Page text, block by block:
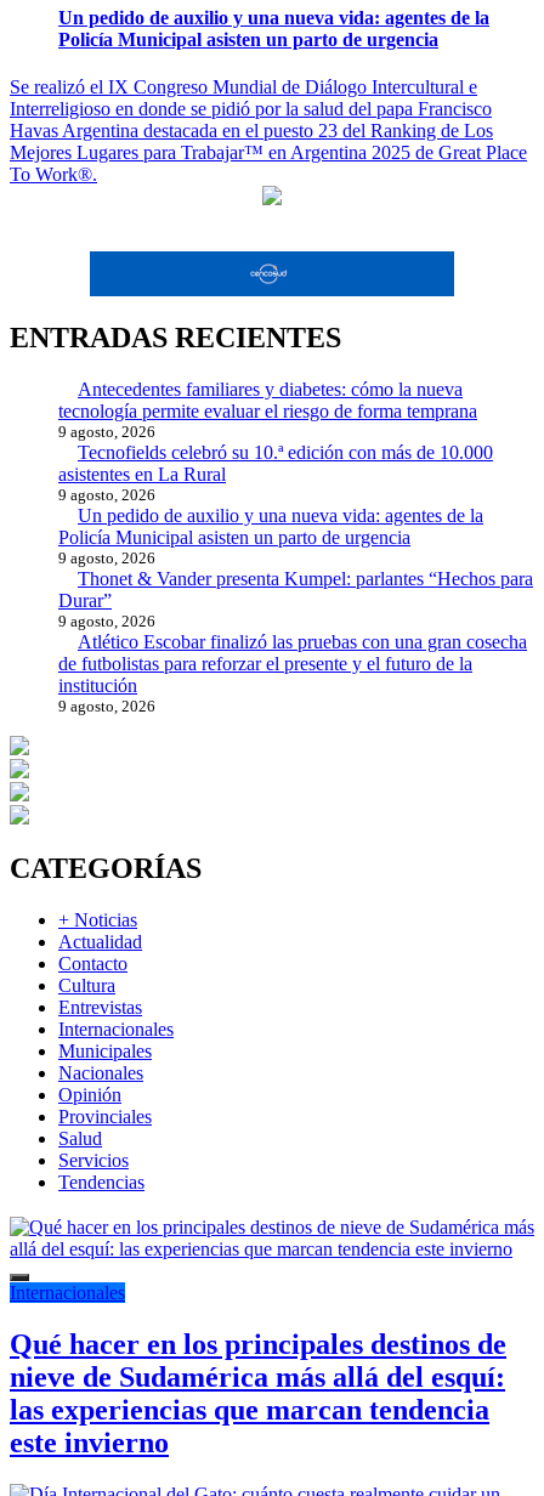
Un pedido de auxilio y una nueva vida: agentes de la
Policía Municipal asisten un parto de urgencia
Navegación
de
entradas
Se realizó el IX Congreso Mundial de Diálogo Intercultural e
Interreligioso en donde se pidió por la salud del papa Francisco
Havas Argentina destacada en el puesto 23 del Ranking de Los
Mejores Lugares para Trabajar™ en Argentina 2025 de Great Place
To Work®.
ENTRADAS RECIENTES
Antecedentes familiares y diabetes: cómo la nueva
tecnología permite evaluar el riesgo de forma temprana
9 agosto, 2026
Tecnofields celebró su 10.ª edición con más de 10.000
asistentes en La Rural
9 agosto, 2026
Un pedido de auxilio y una nueva vida: agentes de la
Policía Municipal asisten un parto de urgencia
9 agosto, 2026
Thonet & Vander presenta Kumpel: parlantes “Hechos para
Durar”
9 agosto, 2026
Atlético Escobar finalizó las pruebas con una gran cosecha
de futbolistas para reforzar el presente y el futuro de la
institución
9 agosto, 2026
CATEGORÍAS
+ Noticias
Actualidad
Contacto
Cultura
Entrevistas
Internacionales
Municipales
Nacionales
Opinión
Provinciales
Salud
Servicios
Tendencias
Internacionales
Qué hacer en los principales destinos de
nieve de Sudamérica más allá del esquí:
las experiencias que marcan tendencia
este invierno